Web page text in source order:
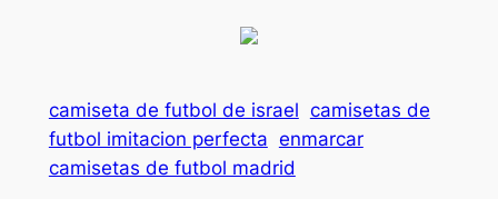
camiseta de futbol de israel camisetas de
futbol imitacion perfecta enmarcar
camisetas de futbol madrid